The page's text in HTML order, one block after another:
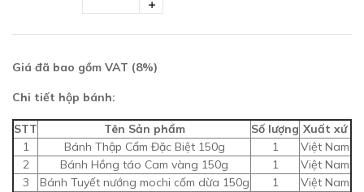
Giá đã bao gồm VAT (8%)
Chi tiết hộp bánh:
STT Tên Sản phẩm Số lượng Xuất xứ
1
Bánh Thập Cẩm Đặc Biệt 150g 1
Việt Nam
2
Bánh Hồng táo Cam vàng 150g 1
Việt Nam
3
Bánh Tuyết nướng mochi cốm dừa 150g 1
Việt Nam